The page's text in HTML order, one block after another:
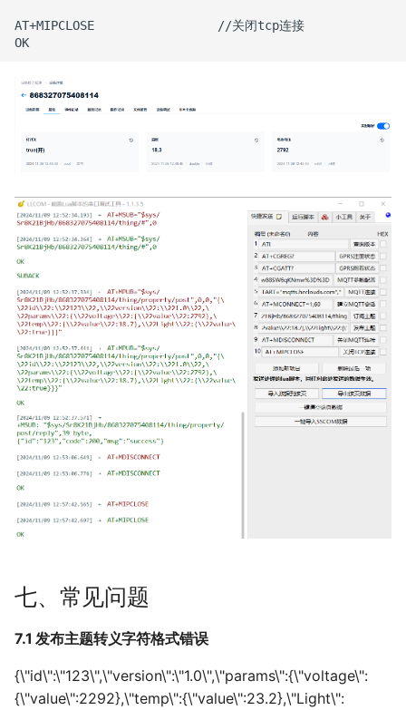
AT+MIPCLOSE                 //关闭tcp连接
七、常见问题
7.1 发布主题转义字符格式错误
{\"id\":\"123\",\"version\":\"1.0\",\"params\":{\"voltage\":
{\"value\":2292},\"temp\":{\"value\":23.2},\"Light\":